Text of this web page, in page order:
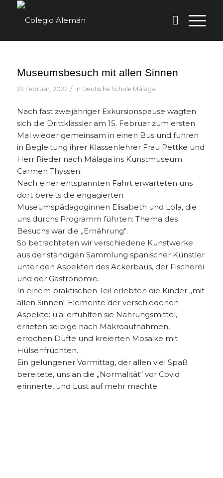
Museumsbesuch mit allen Sinnen
23 Februar, 2022 / in Deutsche Schule Málaga
Nach fast zweijähriger Exkursionspause wagten
sich die Drittklässler am 15. Februar zum ersten
Mal wieder gemeinsam in einen Bus und fuhren
in Begleitung ihrer Klassenlehrer Frau Pettke und
Herr Rieder nach Málaga ins Kunstmuseum
Carmen Thyssen.
Nach einer entspannten Fahrt erwarteten uns
dort bereits die engagierten
Museumspädagoginnen Elisabeth und Lola, die
uns durchs Programm führten: Thema des
Besuchs war die „Ernährung“.
So betrachteten wir verschiedene Kunstwerke
aus der ständigen Sammlung spanischer Künstler
unter den Aspekten des Ackerbaus, der Fischerei
und der Gastronomie.
In einem praktischen Teil erlebten die Kinder „mit
allen Sinnen“ Elemente der verschiedenen
Aspekte: u.a. erfühlten sie Nahrungsmittel,
errieten selbige nach Makroaufnahmen,
errochen Düfte und kreierten Mosaike mit
Hülsenfrüchten.
Ein gelungener Vormittag, der allen viel Spaß
bereitete, uns an die „Normalität“ vor Covid
erinnerte, und Lust auf mehr machte.